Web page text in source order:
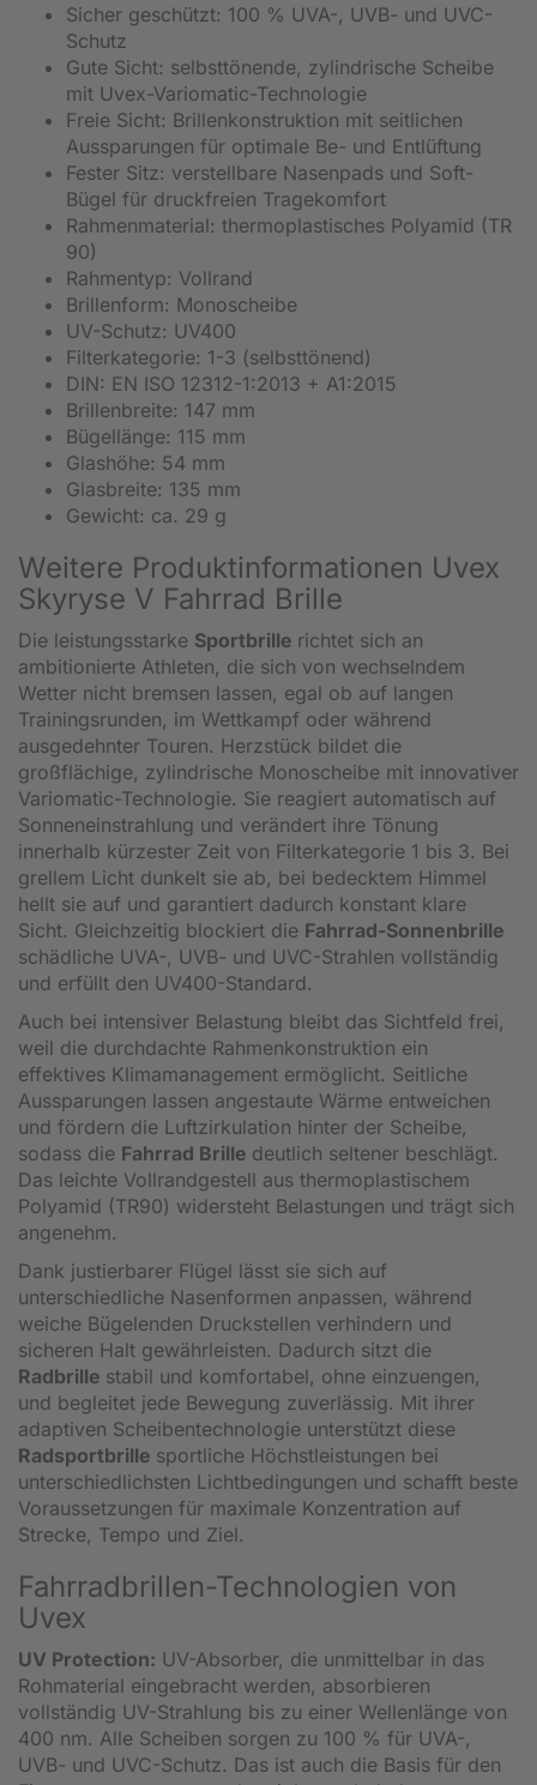
Sicher geschützt: 100 % UVA-, UVB- und UVC-
Schutz
Gute Sicht: selbsttönende, zylindrische Scheibe
mit Uvex-Variomatic-Technologie
Freie Sicht: Brillenkonstruktion mit seitlichen
Aussparungen für optimale Be- und Entlüftung
Fester Sitz: verstellbare Nasenpads und Soft-
Bügel für druckfreien Tragekomfort
Rahmenmaterial: thermoplastisches Polyamid (TR
90)
Rahmentyp: Vollrand
Brillenform: Monoscheibe
UV-Schutz: UV400
Filterkategorie: 1-3 (selbsttönend)
DIN: EN ISO 12312-1:2013 + A1:2015
Brillenbreite: 147 mm
Bügellänge: 115 mm
Glashöhe: 54 mm
Glasbreite: 135 mm
Gewicht: ca. 29 g
Weitere Produktinformationen Uvex
Skyryse V Fahrrad Brille
Die leistungsstarke Sportbrille richtet sich an
ambitionierte Athleten, die sich von wechselndem
Wetter nicht bremsen lassen, egal ob auf langen
Trainingsrunden, im Wettkampf oder während
ausgedehnter Touren. Herzstück bildet die
großflächige, zylindrische Monoscheibe mit innovativer
Variomatic-Technologie. Sie reagiert automatisch auf
Sonneneinstrahlung und verändert ihre Tönung
innerhalb kürzester Zeit von Filterkategorie 1 bis 3. Bei
grellem Licht dunkelt sie ab, bei bedecktem Himmel
hellt sie auf und garantiert dadurch konstant klare
Sicht. Gleichzeitig blockiert die Fahrrad-Sonnenbrille
schädliche UVA-, UVB- und UVC-Strahlen vollständig
und erfüllt den UV400-Standard.
Auch bei intensiver Belastung bleibt das Sichtfeld frei,
weil die durchdachte Rahmenkonstruktion ein
effektives Klimamanagement ermöglicht. Seitliche
Aussparungen lassen angestaute Wärme entweichen
und fördern die Luftzirkulation hinter der Scheibe,
sodass die Fahrrad Brille deutlich seltener beschlägt.
Das leichte Vollrandgestell aus thermoplastischem
Polyamid (TR90) widersteht Belastungen und trägt sich
angenehm.
Dank justierbarer Flügel lässt sie sich auf
unterschiedliche Nasenformen anpassen, während
weiche Bügelenden Druckstellen verhindern und
sicheren Halt gewährleisten. Dadurch sitzt die
Radbrille stabil und komfortabel, ohne einzuengen,
und begleitet jede Bewegung zuverlässig. Mit ihrer
adaptiven Scheibentechnologie unterstützt diese
Radsportbrille sportliche Höchstleistungen bei
unterschiedlichsten Lichtbedingungen und schafft beste
Voraussetzungen für maximale Konzentration auf
Strecke, Tempo und Ziel.
Fahrradbrillen-Technologien von
Uvex
UV Protection: UV-Absorber, die unmittelbar in das
Rohmaterial eingebracht werden, absorbieren
vollständig UV-Strahlung bis zu einer Wellenlänge von
400 nm. Alle Scheiben sorgen zu 100 % für UVA-,
UVB- und UVC-Schutz. Das ist auch die Basis für den